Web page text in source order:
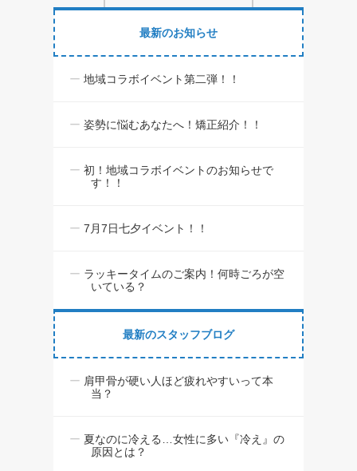
最新のお知らせ
地域コラボイベント第二弾！！
姿勢に悩むあなたへ！矯正紹介！！
初！地域コラボイベントのお知らせで
す！！
7月7日七夕イベント！！
ラッキータイムのご案内！何時ごろが空
いている？
最新のスタッフブログ
肩甲骨が硬い人ほど疲れやすいって本
当？
夏なのに冷える…女性に多い『冷え』の
原因とは？